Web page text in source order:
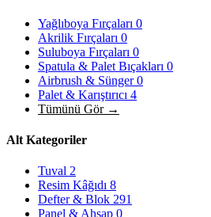
Yağlıboya Fırçaları 0
Akrilik Fırçaları 0
Suluboya Fırçaları 0
Spatula & Palet Bıçakları 0
Airbrush & Sünger0
Palet & Karıştırıcı 4
Tümünü Gör →
Alt Kategoriler
Tuval 2
Resim Kâğıdı 8
Defter & Blok 291
Panel & Ahşap 0